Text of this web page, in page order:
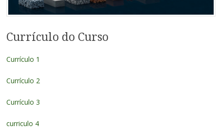
Currículo do Curso
Currículo 1
Currículo 2
Currículo 3
curriculo 4